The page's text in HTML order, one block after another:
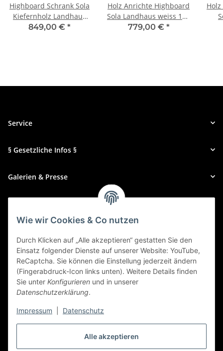
Alle akzeptieren
Wie wir Cookies & Co nutzen
Durch Klicken auf „Alle akzeptieren“ gestatten Sie den
Einsatz folgender Dienste auf unserer Website: YouTube,
ReCaptcha. Sie können die Einstellung jederzeit ändern
(Fingerabdruck-Icon links unten). Weitere Details finden
Sie unter Konfigurieren und in unserer
Datenschutzerklärung.
Impressum Datenschutz
Highboard Schrank Sola
Kiefernholz Landhaus
weiss 150 cm
849,00 € *
Holz Anrichte Highboard
Sola Landhaus weiss 150
cm
779,00 € *
Service
§ Gesetzliche Infos §
Galerien & Presse